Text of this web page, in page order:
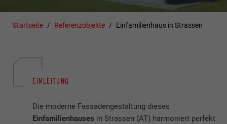
Startseite Referenzobjekte Einfamilienhaus in Strassen
EINLEITUNG
Die moderne Fassadengestaltung dieses
Einfamilienhauses in Strassen (AT) harmoniert perfekt